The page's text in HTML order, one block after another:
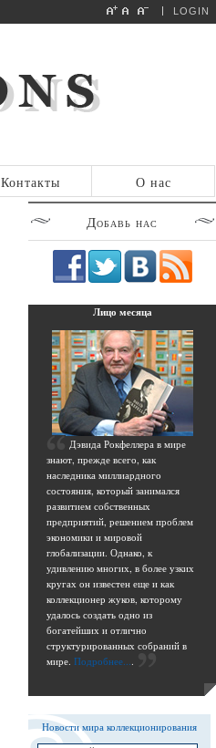
LOGIN
Контакты О нас
Добавь нас
Лицо месяца
Дэвида Рокфеллера в мире
знают, прежде всего, как
наследника миллиардного
состояния, который занимался
развитием собственных
предприятий, решением проблем
экономики и мировой
глобализации. Однако, к
удивлению многих, в более узких
кругах он известен еще и как
коллекционер жуков, которому
удалось создать одно из
богатейших и отлично
структурированных собраний в
мире. Подробнее....
Новости мира коллекционирования